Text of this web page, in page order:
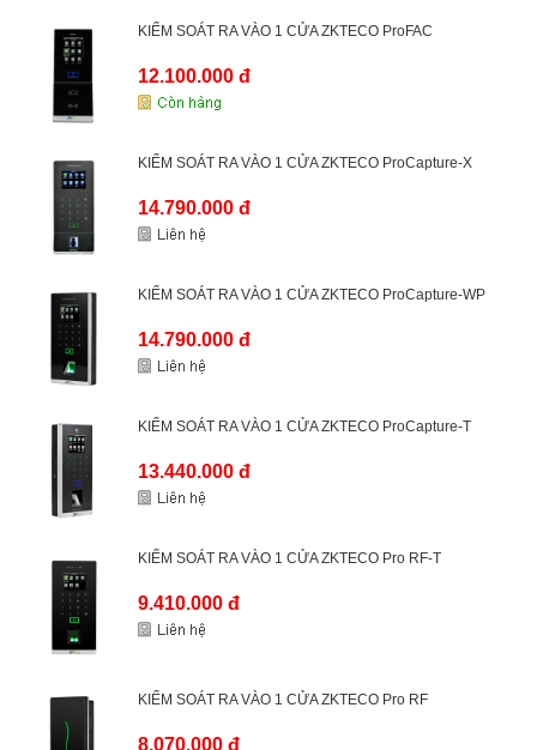
KIỂM SOÁT RA VÀO 1 CỬA ZKTECO ProFAC
12.100.000 đ
KIỂM SOÁT RA VÀO 1 CỬA ZKTECO ProCapture-X
14.790.000 đ
KIỂM SOÁT RA VÀO 1 CỬA ZKTECO ProCapture-WP
14.790.000 đ
KIỂM SOÁT RA VÀO 1 CỬA ZKTECO ProCapture-T
13.440.000 đ
KIỂM SOÁT RA VÀO 1 CỬA ZKTECO Pro RF-T
9.410.000 đ
KIỂM SOÁT RA VÀO 1 CỬA ZKTECO Pro RF
8.070.000 đ